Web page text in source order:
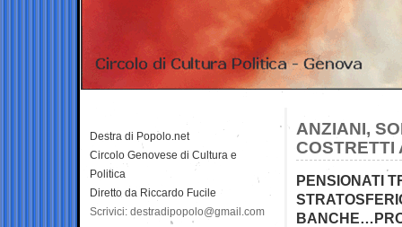
ANZIANI,
COSTRETTI
PENSIONATI
Destra di Popolo.net
Circolo Genovese di Cultura e
Politica
Diretto da Riccardo Fucile
Scrivici: destradipopolo@gmail.com